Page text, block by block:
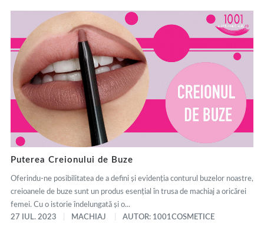
Puterea Creionului de Buze
Oferindu-ne posibilitatea de a defini și evidenția conturul buzelor noastre,
creioanele de buze sunt un produs esențial în trusa de machiaj a oricărei
femei. Cu o istorie îndelungată și o...
27 IUL. 2023
MACHIAJ AUTOR: 1001COSMETICE